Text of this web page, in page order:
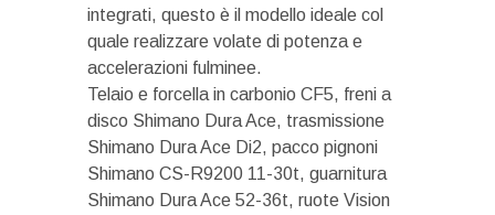
integrati, questo è il modello ideale col
quale realizzare volate di potenza e
accelerazioni fulminee.
Telaio e forcella in carbonio CF5, freni a
disco Shimano Dura Ace, trasmissione
Shimano Dura Ace Di2, pacco pignoni
Shimano CS-R9200 11-30t, guarnitura
Shimano Dura Ace 52-36t, ruote Vision